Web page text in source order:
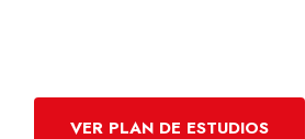
VER PLAN DE ESTUDIOS